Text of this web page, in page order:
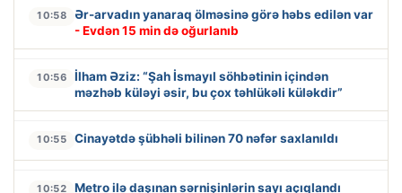
10:58
Ər-arvadın yanaraq ölməsinə görə həbs edilən var
- Evdən 15 min də oğurlanıb
10:56
İlham Əziz: “Şah İsmayıl söhbətinin içindən
məzhəb küləyi əsir, bu çox təhlükəli küləkdir”
10:55 Cinayətdə şübhəli bilinən 70 nəfər saxlanıldı
10:52 Metro ilə daşınan sərnişinlərin sayı açıqlandı